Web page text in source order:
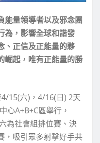
能量領導者以及邪念團
為，影響全球和諧發
、正信及正能量的夥
崛起，唯有正能量的勝
15(六)，4/16(日) 2天
心A+B+C區舉行，
為社會組排位賽、決
，吸引眾多射擊好手共